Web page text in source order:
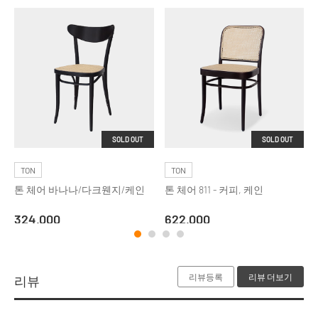
SOLD OUT
TON
톤 체어 바나나/다크웬지/케인
324,000
SOLD OUT
TON
톤 체어 811 - 커피, 케인
622,000
리뷰 리뷰등록 리뷰 더보기